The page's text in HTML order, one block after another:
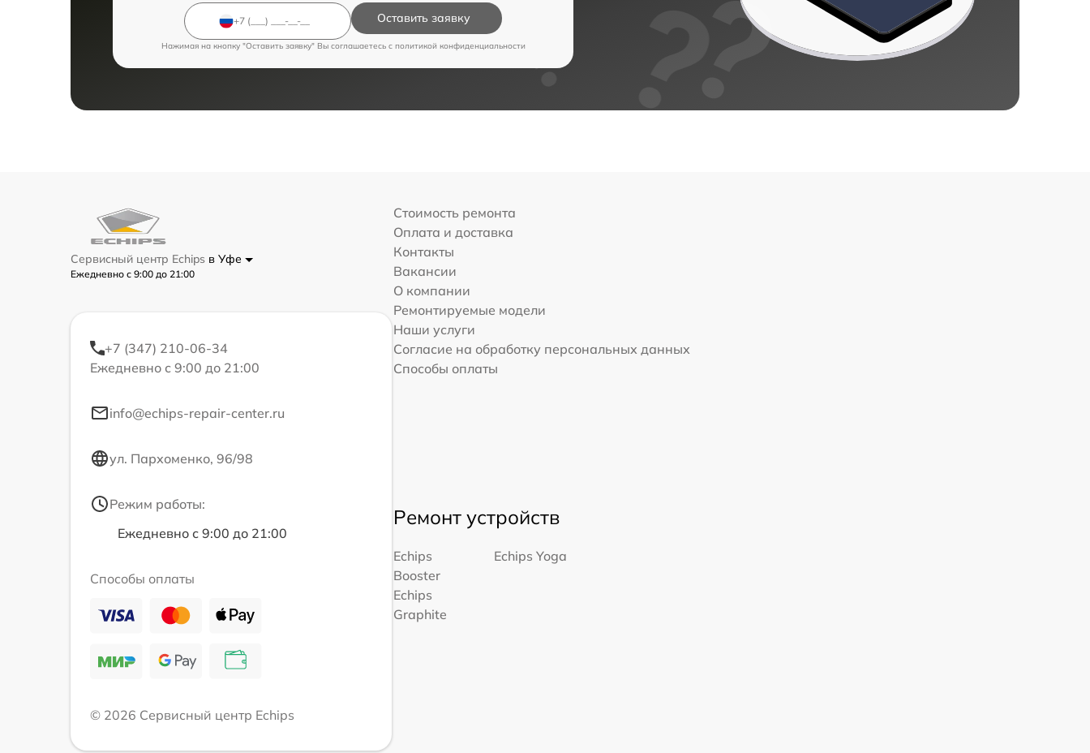
Оставить заявку
Нажимая на кнопку "Оставить заявку" Вы соглашаетесь c политикой конфиденциальности
Сервисный центр Echips в Уфе
Ежедневно с 9:00 до 21:00
+7 (347) 210-06-34
Ежедневно с 9:00 до 21:00
info@echips-repair-center.ru
ул. Пархоменко, 96/98
Режим работы:
Ежедневно с 9:00 до 21:00
Способы оплаты
© 2026 Сервисный центр Echips
Стоимость ремонта
Оплата и доставка
Контакты
Вакансии
О компании
Ремонтируемые модели
Наши услуги
Согласие на обработку персональных данных
Способы оплаты
Ремонт устройств
Echips
Booster
Echips Yoga
Echips
Graphite